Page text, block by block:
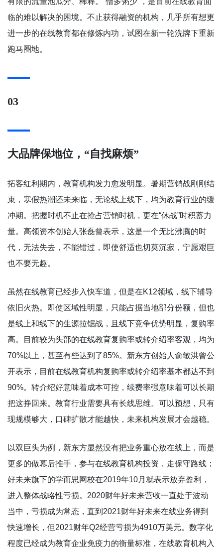
临的难以解决的困境。不止获得融资的机构，几乎所有想更
进一步的在线教育都在修炼内功，试图在新一轮洗牌下重新
跑马圈地。
03
大品牌保地位，“自找麻烦”
拓客红利期内，教育机构发力愈发明显。暑期营销战刚刚结
束，寒假热潮还未来临，无论线上线下，均为教育行业的缓
冲期。把握时机不止在抢占营销时机，更在“休战”时积蓄力
量。高领资本创始人张磊曾表示，这是一个无比沸腾的时
代，无法失去，不能错过，即使舒适也切莫沉寂，宁愿艰巨
也不要无趣。
虽然在线教育已经步入快车道，但是在K12领域，线下辅导
依旧火热。即使区域性明显，只能占据当地部分份额，但也
是线上和线下的生源拉锯战，且线下竞争优势明显，复购率
高。目前较为头部的在线教育复购率或转介绍率客观，均为
70%以上，甚至有些达到了85%。新东方创始人俞敏洪曾公
开表示，目前在线教育机构复购率或转介绍率基本都达不到
90%。转介绍好意味着成本可控，续费率强意味着可以长期
把这挣回来。教育行业需要具有长线思维。可以预想，只有
现规模够大，口碑扩散才能越快，未来机构发展才会越稳。
以双巨头为例，新东方显然没有把业务重心放在线上，而是
更多的做幕后推手，参与在线教育机构投资，走保守路线；
好未来旗下的学而思网校在2019年10月就表示放弃盈利，
进入整体战略性亏损。2020财年好未来营收一直处于波动
当中，亏损成为常态，直到2021财年好未来在线业务得到
快速增长，但2021财年Q2经营亏损为4910万美元。数字化
程度已经成为教育企业免疫力的衡量标准，在线教育机构入